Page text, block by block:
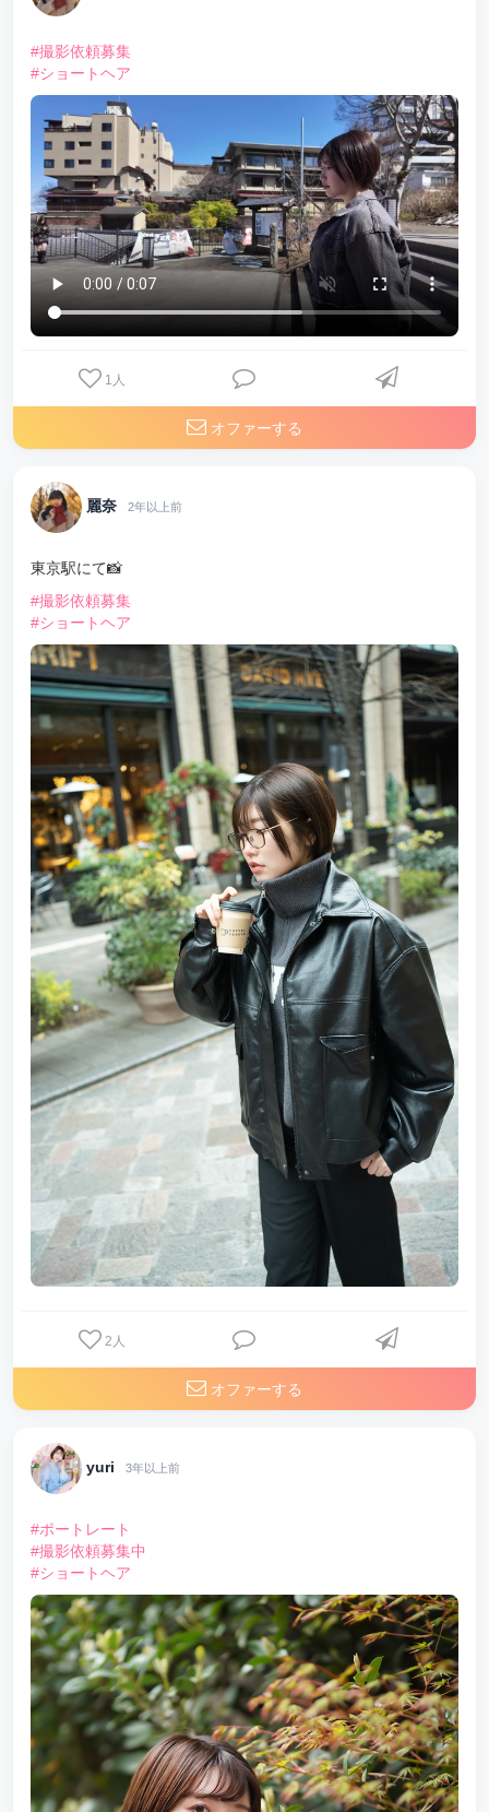
#撮影依頼募集
#ショートヘア
1 人
オファーする
麗奈 2年以上前
東京駅にて📸
#撮影依頼募集
#ショートヘア
2 人
オファーする
yuri 3年以上前
#ポートレート
#撮影依頼募集中
#ショートヘア